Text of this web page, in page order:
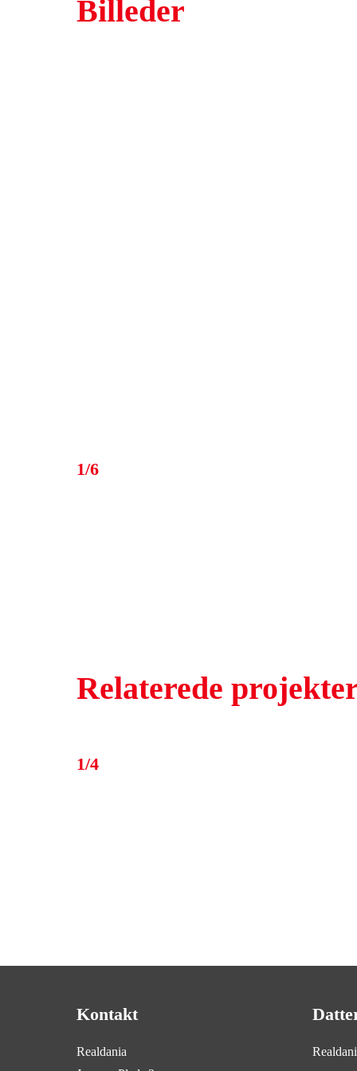
Billeder
1/6
Relaterede
1/4
Kontakt
Realdania